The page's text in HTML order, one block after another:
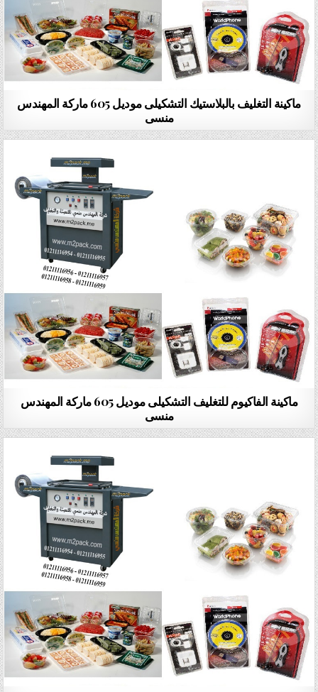
ماكينة التغليف بالبلاستيك التشكيلى موديل 605 ماركة المهندس
منسى
ماكينة الفاكيوم للتغليف التشكيلى موديل 605 ماركة المهندس
منسى